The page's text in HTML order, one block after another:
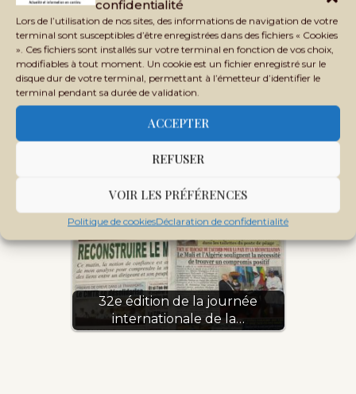
confidentialité
Lors de l’utilisation de nos sites, des informations de navigation de votre
terminal sont susceptibles d’être enregistrées dans des fichiers « Cookies
». Ces fichiers sont installés sur votre terminal en fonction de vos choix,
modifiables à tout moment. Un cookie est un fichier enregistré sur le
disque dur de votre terminal, permettant à l’émetteur d’identifier le
terminal pendant sa durée de validation.
ACCEPTER
REFUSER
VOIR LES PRÉFÉRENCES
Politique de cookiesDéclaration de confidentialité
Mali : le soutien de la Maison de la
presse à la…
32e édition de la journée
internationale de la…